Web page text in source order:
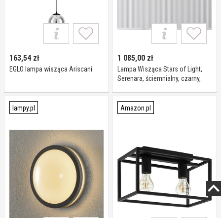
163,54zł
EGLO lampa wisząca Ariscani
1 085,00 zł
Lampa Wisząca Stars of Light,
Serenara, ściemnialny, czarny,
lampy.pl Amazon.pl